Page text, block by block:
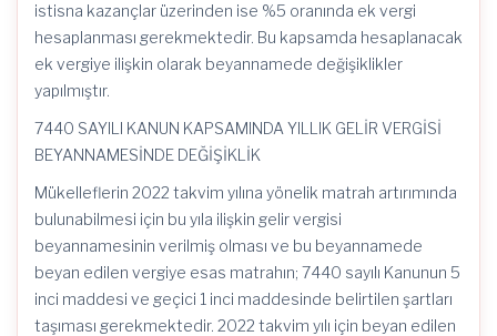
istisna kazançlar üzerinden ise %5 oranında ek vergi
hesaplanması gerekmektedir. Bu kapsamda hesaplanacak
ek vergiye ilişkin olarak beyannamede değişiklikler
yapılmıştır.
7440 SAYILI KANUN KAPSAMINDA YILLIK GELİR VERGİSİ
BEYANNAMESİNDE DEĞİŞİKLİK
Mükelleflerin 2022 takvim yılına yönelik matrah artırımında
bulunabilmesi için bu yıla ilişkin gelir vergisi
beyannamesinin verilmiş olması ve bu beyannamede
beyan edilen vergiye esas matrahın; 7440 sayılı Kanunun 5
inci maddesi ve geçici 1 inci maddesinde belirtilen şartları
taşıması gerekmektedir. 2022 takvim yılı için beyan edilen